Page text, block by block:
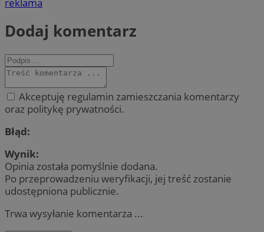
Dodaj komentarz
Akceptuję regulamin zamieszczania komentarzy
oraz politykę prywatności.
Błąd:
Wynik:
Opinia została pomyślnie dodana.
Po przeprowadzeniu weryfikacji, jej treść zostanie
udostępniona publicznie.
Trwa wysyłanie komentarza ...